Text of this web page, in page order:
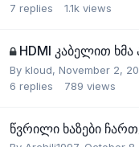
7 replies 1.1k views
HDMI კაბელით
By kloud, November 2,
6 replies 789 views
წვრილი ხაზები